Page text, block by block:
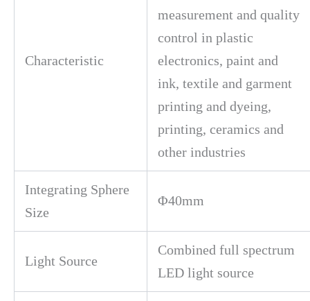
Characteristic
measurement and quality
control in plastic
electronics, paint and
ink, textile and garment
printing and dyeing,
printing, ceramics and
other industries
Integrating Sphere
Size
Φ40mm
Light Source
Combined full spectrum
LED light source